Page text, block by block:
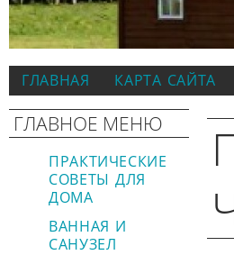
ГЛАВНАЯ КАРТА САЙТА
ГЛАВНОЕ МЕНЮ
ПРАКТИЧЕСКИЕ
СОВЕТЫ ДЛЯ
ДОМА
ВАННАЯ И
САНУЗЕЛ